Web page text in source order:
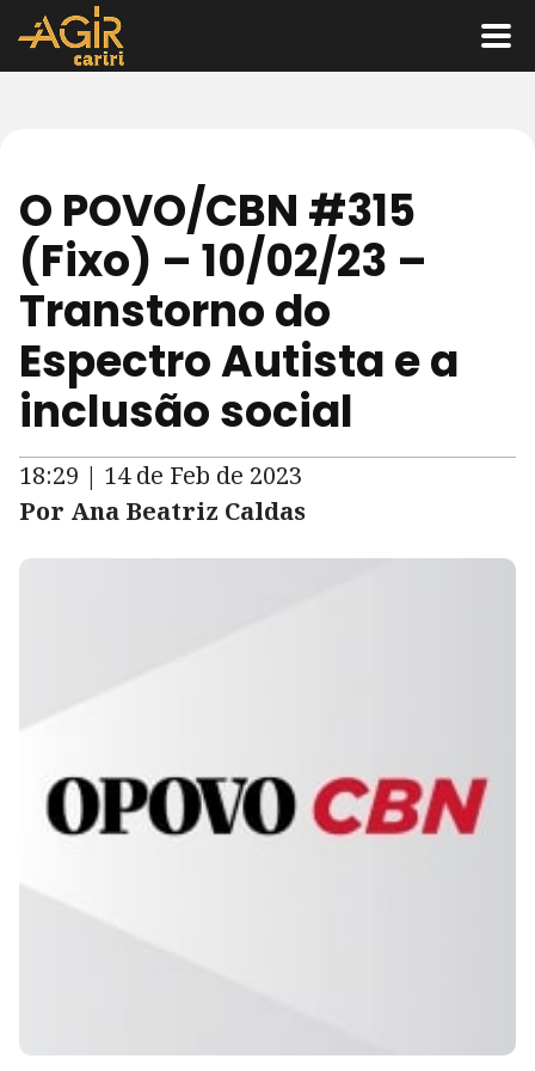
O POVO/CBN #315
(Fixo) – 10/02/23 –
Transtorno do
Espectro Autista e a
inclusão social
18:29 | 14 de Feb de 2023
Por Ana Beatriz Caldas